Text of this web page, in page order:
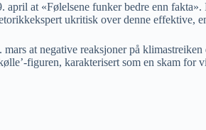
at «Følelsene funker bedre enn
ukritisk over denne effektive,
at negative reaksjoner på
figuren, karakterisert som en skam for